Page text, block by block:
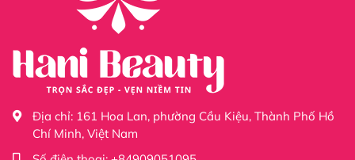
Địa chỉ: 161 Hoa Lan, phường Cầu Kiệu, Thành Phố Hồ
Chí Minh, Việt Nam